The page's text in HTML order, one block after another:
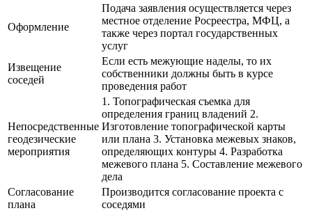
Оформление
Подача заявления осуществляется через
местное отделение Росреестра, МФЦ, а
также через портал государственных
услуг
Извещение
соседей
Если есть межующие наделы, то их
собственники должны быть в курсе
проведения работ
Непосредственные
геодезические
мероприятия
1. Топографическая съемка для
определения границ владений 2.
Изготовление топографической карты
или плана 3. Установка межевых знаков,
определяющих контуры 4. Разработка
межевого плана 5. Составление межевого
дела
Согласование
плана
Производится согласование проекта с
соседями